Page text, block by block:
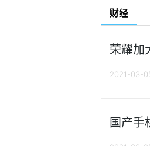
财经
荣耀加
2021-03-
国产手